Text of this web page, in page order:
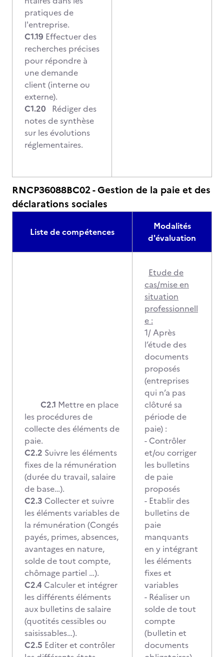
pratiques de
l'entreprise.
C1.19 Effectuer des
recherches précises
pour répondre à
une demande
client (interne ou
externe).
C1.20 Rédiger des
notes de synthèse
sur les évolutions
réglementaires.
RNCP36088BC02 - Gestion de la paie et des
déclarations sociales
Liste de compétences
Modalités
d'évaluation
C2.1 Mettre en place
les procédures de
collecte des éléments de
paie.
C2.2 Suivre les éléments
fixes de la rémunération
(durée du travail, salaire
de base…).
C2.3 Collecter et suivre
les éléments variables de
la rémunération (Congés
payés, primes, absences,
avantages en nature,
solde de tout compte,
chômage partiel …).
C2.4 Calculer et intégrer
les différents éléments
aux bulletins de salaire
(quotités cessibles ou
saisissables…).
C2.5 Editer et contrôler
Etude de
cas/mise en
situation
professionnell
e :
1/ Après
l’étude des
documents
proposés
(entreprises
qui n’a pas
clôturé sa
période de
paie) :
- Contrôler
et/ou corriger
les bulletins
de paie
proposés
- Etablir des
bulletins de
paie
manquants
en y intégrant
les éléments
fixes et
variables
- Réaliser un
solde de tout
compte
(bulletin et
documents